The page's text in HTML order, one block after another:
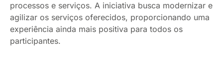
processos e serviços. A iniciativa busca modernizar e
agilizar os serviços oferecidos, proporcionando uma
experiência ainda mais positiva para todos os
participantes.